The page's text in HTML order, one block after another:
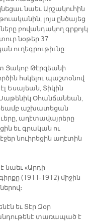
նաեւ Արշակուհին
լոյս ընծայեց
բովանդակող գրքոյկ
նօթեր 37
ուղեգրութիւնը:
Թէրզեանի
հսկելու պաշտօնով
Եսայեան, Տիկին
Սաթենիկ Օհանճանեան,
աշխատեցան
աղէտավայրերը
եւ գրական ու
նուիրեցին աղէտին
նաեւ «Արդի
(1911-1912) միջին
եւ Տէր Զօր
տառապած է